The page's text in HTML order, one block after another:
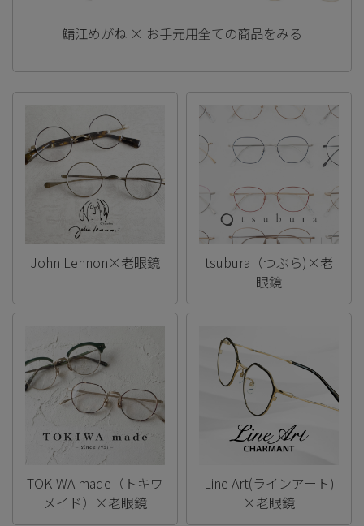
鯖江めがね × お手元用全ての商品をみる
John Lennon×老眼鏡
tsubura（つぶら)×老
眼鏡
TOKIWA made（トキワ
メイド）×老眼鏡
Line Art(ラインアート)
×老眼鏡